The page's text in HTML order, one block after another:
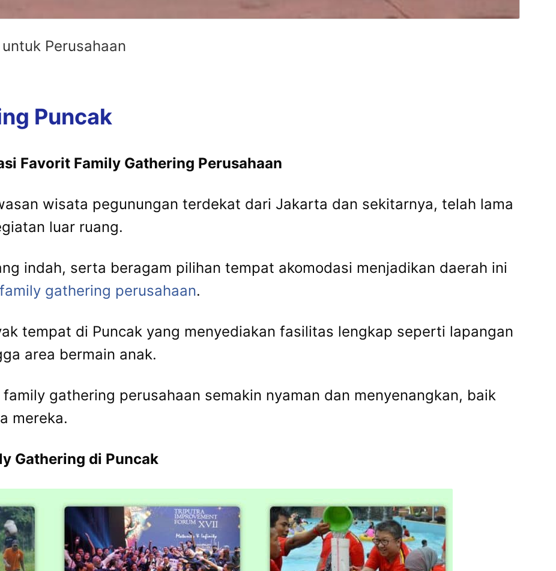
Perusahaan
Puncak
Favorit Family Gathering Perusahaan
wisata pegunungan terdekat dari Jakarta dan sekitarnya, telah lama
luar ruang.
indah, serta beragam pilihan tempat akomodasi menjadikan daerah ini
family gathering perusahaan.
tempat di Puncak yang menyediakan fasilitas lengkap seperti lapangan
area bermain anak.
gathering perusahaan semakin nyaman dan menyenangkan, baik
mereka.
Gathering di Puncak